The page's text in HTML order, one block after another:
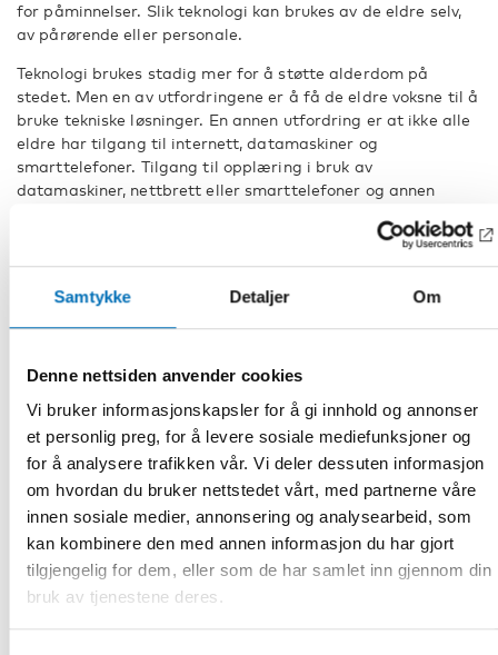
Samtykke Detaljer Om
Denne nettsiden anvender cookies
Vi bruker informasjonskapsler for å gi innhold og annonser
et personlig preg, for å levere sosiale mediefunksjoner og
for å analysere trafikken vår. Vi deler dessuten informasjon
om hvordan du bruker nettstedet vårt, med partnerne våre
innen sosiale medier, annonsering og analysearbeid, som
kan kombinere den med annen informasjon du har gjort
tilgjengelig for dem, eller som de har samlet inn gjennom din
bruk av tjenestene deres.
for påminnelser. Slik teknologi kan brukes av de eldre selv,
av pårørende eller personale.
Teknologi brukes stadig mer for å støtte alderdom på
stedet. Men en av utfordringene er å få de eldre voksne til å
bruke tekniske løsninger. En annen utfordring er at ikke alle
eldre har tilgang til internett, datamaskiner og
smarttelefoner. Tilgang til opplæring i bruk av
datamaskiner, nettbrett eller smarttelefoner og annen
positiv opplevelse for de eldre. Det vil ikke bare være
Velferdsteknologi
Vi lever stadig lenger, og andelen eldre i
Norden øker. Ifølge
befolkningsprognosene vil andelen
mennesker i alderen 65 og eldre i
Norden øke fra cirka 20 til 26 prosent
mellom 2020 og 2060. Andelen personer